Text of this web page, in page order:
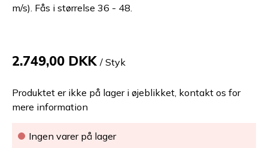
m/s). Fås i størrelse 36 - 48.
2.749,00 DKK / Styk
Produktet er ikke på lager i øjeblikket, kontakt os for
mere information
Ingen varer på lager